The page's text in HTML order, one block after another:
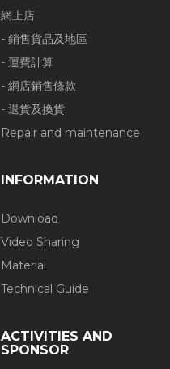
網上店
- 銷售貨品及地區
- 運費計算
- 網店銷售條款
- 退貨及換貨
Repair and maintenance
INFORMATION
Download
Video Sharing
Material
Technical Guide
ACTIVITIES AND
SPONSOR